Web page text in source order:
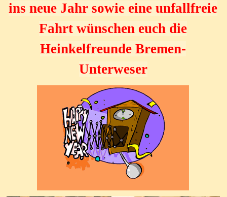
ins neue Jahr sowie eine unfallfreie
Fahrt wünschen euch die
Heinkelfreunde Bremen-
Unterweser